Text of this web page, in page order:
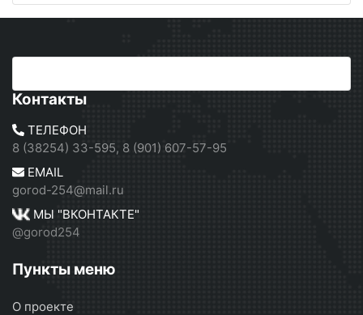
Контакты
ТЕЛЕФОН
8 (38254) 33-595, 8 (901) 607-57-95
EMAIL
gorod-254@mail.ru
МЫ "ВКОНТАКТЕ"
@gorod254
Пункты меню
О проекте